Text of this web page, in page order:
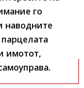
го
наводните
имотот,